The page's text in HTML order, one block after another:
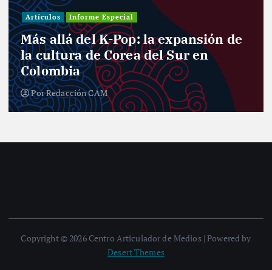
Informe Especial
del K-Pop: la expansión de
de Corea del Sur en
CAM
Entre
Copyright © 2026 Centro Articulador de Medios | Powered by
Desert Themes